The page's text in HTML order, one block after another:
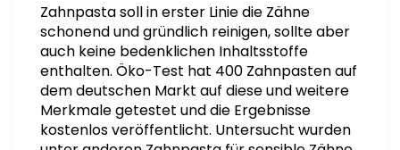
Zahnpasta soll in erster Linie die Zähne
schonend und gründlich reinigen, sollte aber
auch keine bedenklichen Inhaltsstoffe
enthalten. Öko-Test hat 400 Zahnpasten auf
dem deutschen Markt auf diese und weitere
Merkmale getestet und die Ergebnisse
kostenlos veröffentlicht. Untersucht wurden